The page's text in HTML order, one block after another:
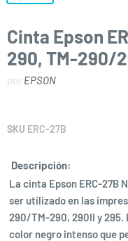
Cinta Epson
290, TM-290/
por EPSON
SKU ERC-27B
Descripción:
La cinta Epson ERC-27B
ser utilizado en las
290/TM-290, 290II y
color negro intenso que